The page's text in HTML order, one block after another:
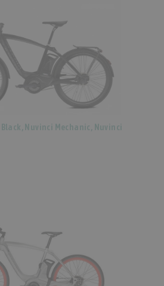
Nuvinci Mechanic, Nuvinci